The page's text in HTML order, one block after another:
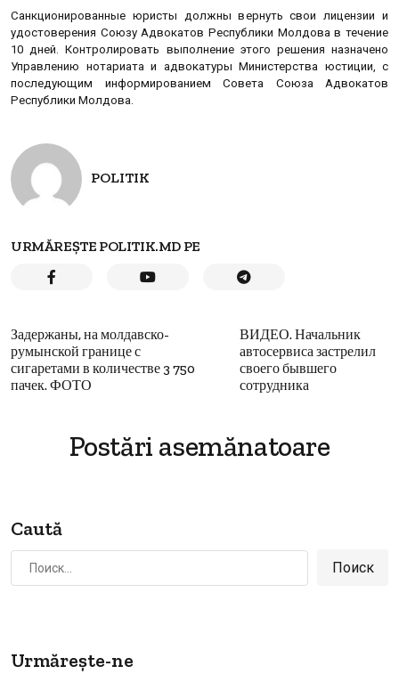
Санкционированные юристы должны вернуть свои лицензии и
удостоверения Союзу Адвокатов Республики Молдова в течение
10 дней. Контролировать выполнение этого решения назначено
Управлению нотариата и адвокатуры Министерства юстиции, с
последующим информированием Совета Союза Адвокатов
Республики Молдова.
POLITIK
URMĂREȘTE POLITIK.MD PE
Задержаны, на молдавско-
румынской границе с
сигаретами в количестве 3 750
пачек. ФОТО
ВИДЕО. Начальник
автосервиса застрелил
своего бывшего
сотрудника
Postări asemănatoare
Caută
Найти:
Urmărește-ne